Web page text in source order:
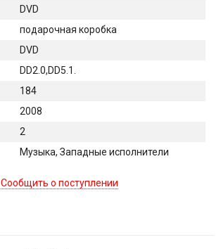
DVD
подарочная коробка
DVD
DD2.0,DD5.1.
184
2008
2
Музыка, Западные исполнители
Сообщить о поступлении